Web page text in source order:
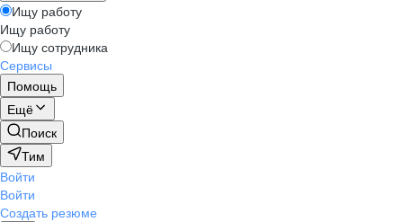
Ищу работу
Ищу работу
Ищу сотрудника
Сервисы
Помощь
Ещё
Поиск
Тим
Войти
Войти
Создать резюме